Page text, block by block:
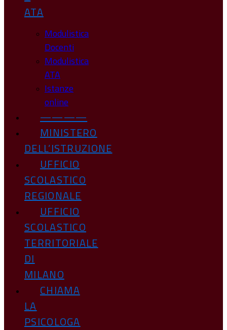
ATA
Modulistica
Docenti
Modulistica
ATA
Istanze
online
————
MINISTERO
DELL’ISTRUZIONE
UFFICIO
SCOLASTICO
REGIONALE
UFFICIO
SCOLASTICO
TERRITORIALE
DI
MILANO
CHIAMA
LA
PSICOLOGA